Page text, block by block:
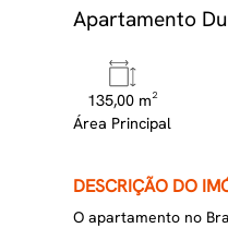
Apartamento
135,00 m²
Área Principal
DESCRIÇÃO DO
O apartamento no